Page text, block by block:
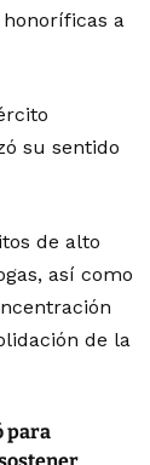
a
su sentido
de alto
así como
de la
para